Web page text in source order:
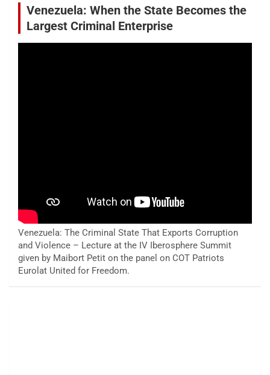
Venezuela: When the State Becomes the
Largest Criminal Enterprise
Venezuela: The Criminal State That Exports Corruption
and Violence – Lecture at the IV Iberosphere Summit
given by Maibort Petit on the panel on COT Patriots
Eurolat United for Freedom.